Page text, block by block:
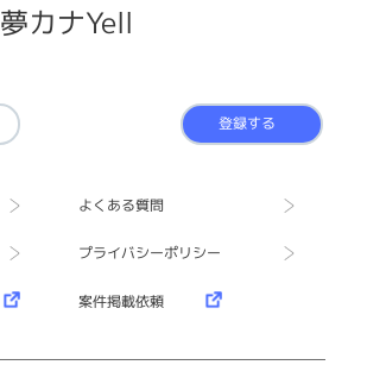
夢カナYell
登録する
よくある質問
プライバシーポリシー
案件掲載依頼